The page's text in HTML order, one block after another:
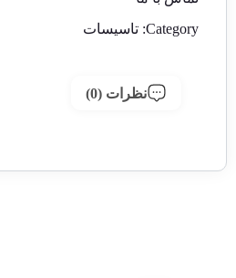
Category: تاسیسات
نظرات (0)